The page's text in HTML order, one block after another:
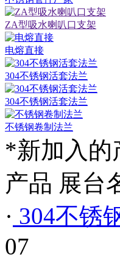
ZA型吸水喇叭口支架
电熔直接
304不锈钢活套法兰
304不锈钢活套法兰
不锈钢卷制法兰
*新加入的
产品 展台
· 304不锈
07